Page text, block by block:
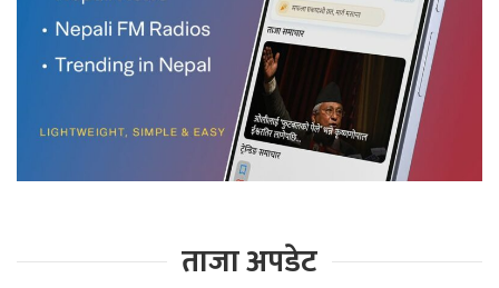
ताजा अपडेट